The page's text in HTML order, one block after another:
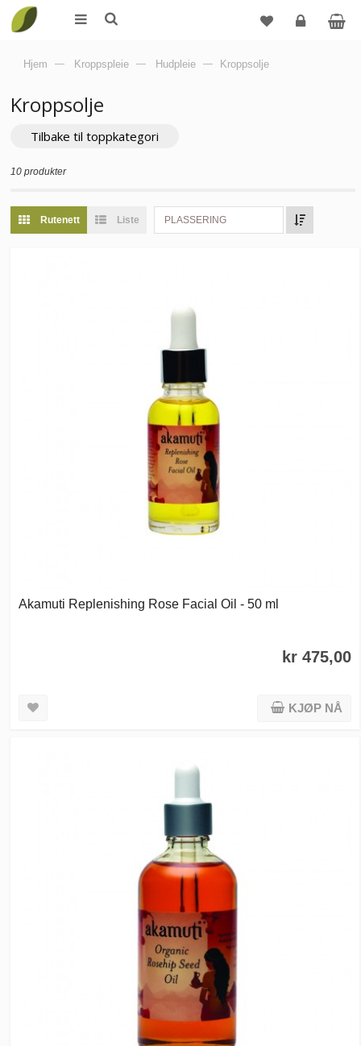
Hjem — Kroppspleie — Hudpleie — Kroppsolje
Kroppsolje
Tilbake til toppkategori
10 produkter
Rutenett Liste PLASSERING
Akamuti Replenishing Rose Facial Oil - 50 ml
kr 475,00
KJØP NÅ